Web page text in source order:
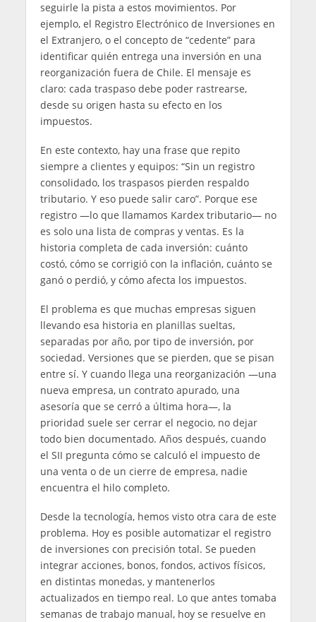
seguirle la pista a estos movimientos. Por
ejemplo, el Registro Electrónico de Inversiones en
el Extranjero, o el concepto de “cedente” para
identificar quién entrega una inversión en una
reorganización fuera de Chile. El mensaje es
claro: cada traspaso debe poder rastrearse,
desde su origen hasta su efecto en los
impuestos.
En este contexto, hay una frase que repito
siempre a clientes y equipos: “Sin un registro
consolidado, los traspasos pierden respaldo
tributario. Y eso puede salir caro”. Porque ese
registro —lo que llamamos Kardex tributario— no
es solo una lista de compras y ventas. Es la
historia completa de cada inversión: cuánto
costó, cómo se corrigió con la inflación, cuánto se
ganó o perdió, y cómo afecta los impuestos.
El problema es que muchas empresas siguen
llevando esa historia en planillas sueltas,
separadas por año, por tipo de inversión, por
sociedad. Versiones que se pierden, que se pisan
entre sí. Y cuando llega una reorganización —una
nueva empresa, un contrato apurado, una
asesoría que se cerró a última hora—, la
prioridad suele ser cerrar el negocio, no dejar
todo bien documentado. Años después, cuando
el SII pregunta cómo se calculó el impuesto de
una venta o de un cierre de empresa, nadie
encuentra el hilo completo.
Desde la tecnología, hemos visto otra cara de este
problema. Hoy es posible automatizar el registro
de inversiones con precisión total. Se pueden
integrar acciones, bonos, fondos, activos físicos,
en distintas monedas, y mantenerlos
actualizados en tiempo real. Lo que antes tomaba
semanas de trabajo manual, hoy se resuelve en